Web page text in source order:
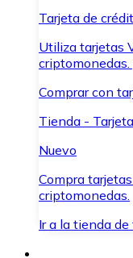
Tarjeta de
Utiliza tarjetas
criptomonedas.
Comprar con
Tienda -
Nuevo
Compra
criptomonedas.
Ir a la tienda